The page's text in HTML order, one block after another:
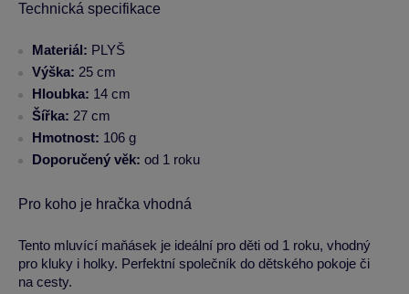
Technická specifikace
Materiál: PLYŠ
Výška: 25 cm
Hloubka: 14 cm
Šířka: 27 cm
Hmotnost: 106 g
Doporučený věk: od 1 roku
Pro koho je hračka vhodná
Tento mluvící maňásek je ideální pro děti od 1 roku, vhodný
pro kluky i holky. Perfektní společník do dětského pokoje či
na cesty.